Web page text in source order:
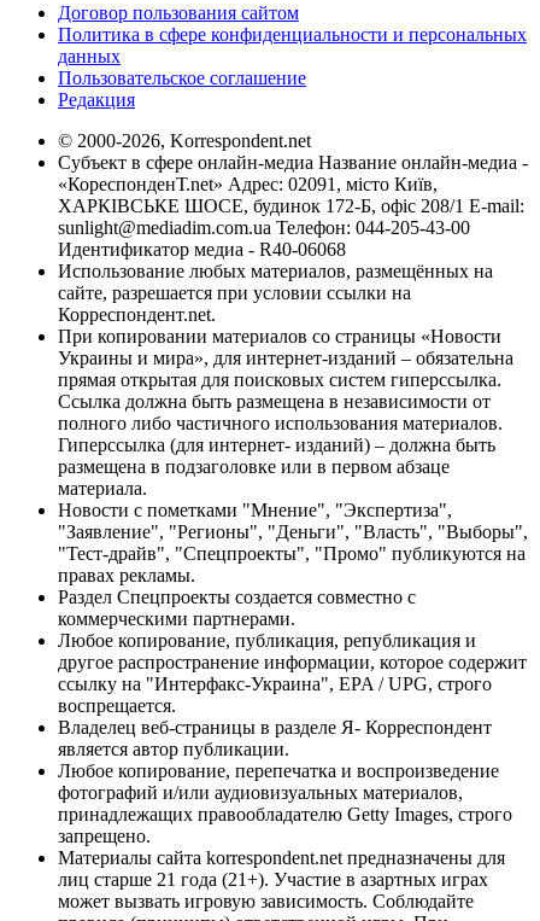
Договор пользования сайтом
Политика в сфере конфиденциальности и персональных
данных
Пользовательское соглашение
Редакция
© 2000-2026, Korrespondent.net
Субъект в сфере онлайн-медиа Название онлайн-медиа -
«КореспонденТ.net» Адрес: 02091, місто Київ,
ХАРКІВСЬКЕ ШОСЕ, будинок 172-Б, офіс 208/1 E-mail:
sunlight@mediadim.com.ua Телефон: 044-205-43-00
Идентификатор медиа - R40-06068
Использование любых материалов, размещённых на
сайте, разрешается при условии ссылки на
Корреспондент.net.
При копировании материалов со страницы «Новости
Украины и мира», для интернет-изданий – обязательна
прямая открытая для поисковых систем гиперссылка.
Ссылка должна быть размещена в независимости от
полного либо частичного использования материалов.
Гиперссылка (для интернет- изданий) – должна быть
размещена в подзаголовке или в первом абзаце
материала.
Новости с пометками "Мнение", "Экспертиза",
"Заявление", "Регионы", "Деньги", "Власть", "Выборы",
"Тест-драйв", "Спецпроекты", "Промо" публикуются на
правах рекламы.
Раздел Спецпроекты создается совместно с
коммерческими партнерами.
Любое копирование, публикация, републикация и
другое распространение информации, которое содержит
ссылку на "Интерфакс-Украина", EPA / UPG, строго
воспрещается.
Владелец веб-страницы в разделе Я- Корреспондент
является автор публикации.
Любое копирование, перепечатка и воспроизведение
фотографий и/или аудиовизуальных материалов,
принадлежащих правообладателю Getty Images, строго
запрещено.
Материалы сайта korrespondent.net предназначены для
лиц старше 21 года (21+). Участие в азартных играх
может вызвать игровую зависимость. Соблюдайте